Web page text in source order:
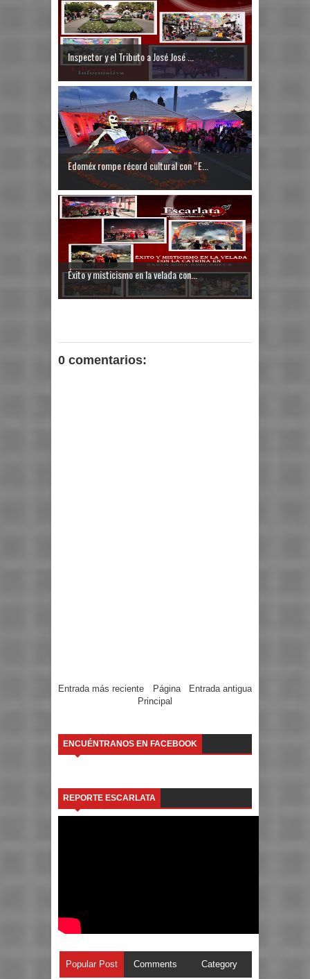
Inspector y el Tributo a José José ...
Edoméx rompe récord cultural con “E...
Éxito y misticismo en la velada con...
0 comentarios:
Entrada más reciente Entrada antigua
Página
Principal
ENCUÉNTRANOS EN FACEBOOK
REPORTE ESCARLATA
Popular Post Comments Category